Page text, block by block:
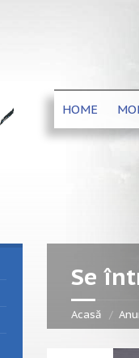
HOME
Se
Acasă